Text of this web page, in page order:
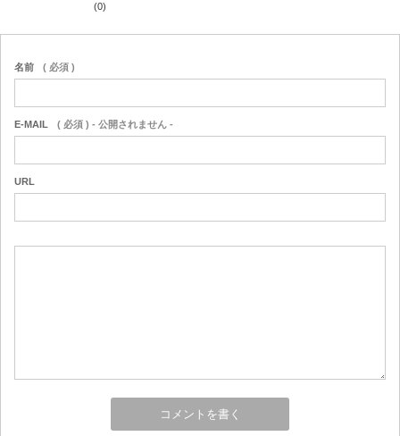
(0)
名前 ( 必須 )
E-MAIL ( 必須 ) - 公開されません -
URL